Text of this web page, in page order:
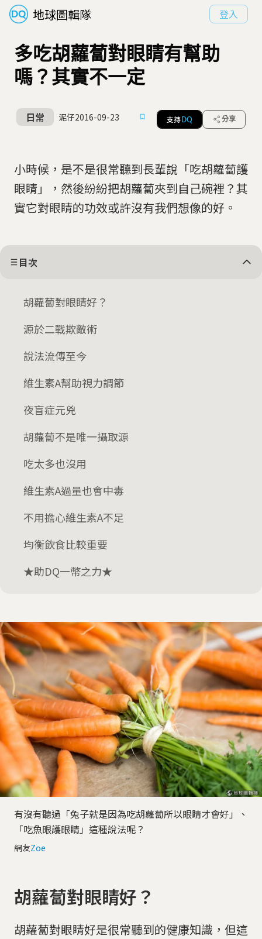
地球圖輯隊 登入
多吃胡蘿蔔對眼睛有幫助
嗎？其實不一定
日常 泥仔2016-09-23 支持 DQ 分享
小時候，是不是很常聽到長輩說「吃胡蘿蔔護
眼睛」，然後紛紛把胡蘿蔔夾到自己碗裡？其
實它對眼睛的功效或許沒有我們想像的好。
目次
胡蘿蔔對眼睛好？
源於二戰欺敵術
說法流傳至今
維生素A幫助視力調節
夜盲症元兇
胡蘿蔔不是唯一攝取源
吃太多也沒用
維生素A過量也會中毒
不用擔心維生素A不足
均衡飲食比較重要
★助DQ一幣之力★
有沒有聽過「兔子就是因為吃胡蘿蔔所以眼睛才會好」、
「吃魚眼護眼睛」這種說法呢？
網友Zoe
胡蘿蔔對眼睛好？
胡蘿蔔對眼睛好是很常聽到的健康知識，但這